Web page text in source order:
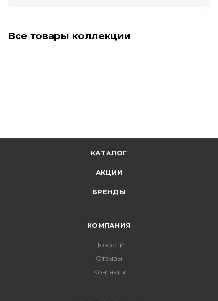
Все товары коллекции
КАТАЛОГ
АКЦИИ
БРЕНДЫ
КОМПАНИЯ
Новости
Отзывы
Контакты